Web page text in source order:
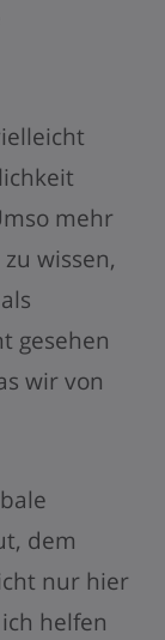
mehr
wissen,
gesehen
wir von
dem
nur hier
helfen